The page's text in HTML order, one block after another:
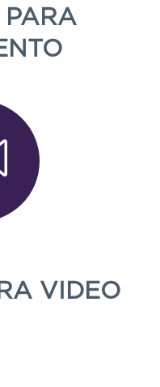
VIDEO